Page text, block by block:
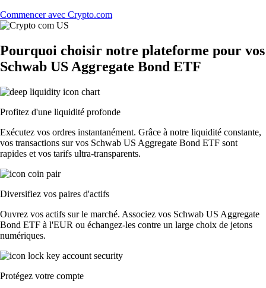
Commencer avec Crypto.com
Pourquoi choisir notre plateforme pour vos
Schwab US Aggregate Bond ETF
Profitez d'une liquidité profonde
Exécutez vos ordres instantanément. Grâce à notre liquidité constante,
vos transactions sur vos Schwab US Aggregate Bond ETF sont
rapides et vos tarifs ultra-transparents.
Diversifiez vos paires d'actifs
Ouvrez vos actifs sur le marché. Associez vos Schwab US Aggregate
Bond ETF à l'EUR ou échangez-les contre un large choix de jetons
numériques.
Protégez votre compte